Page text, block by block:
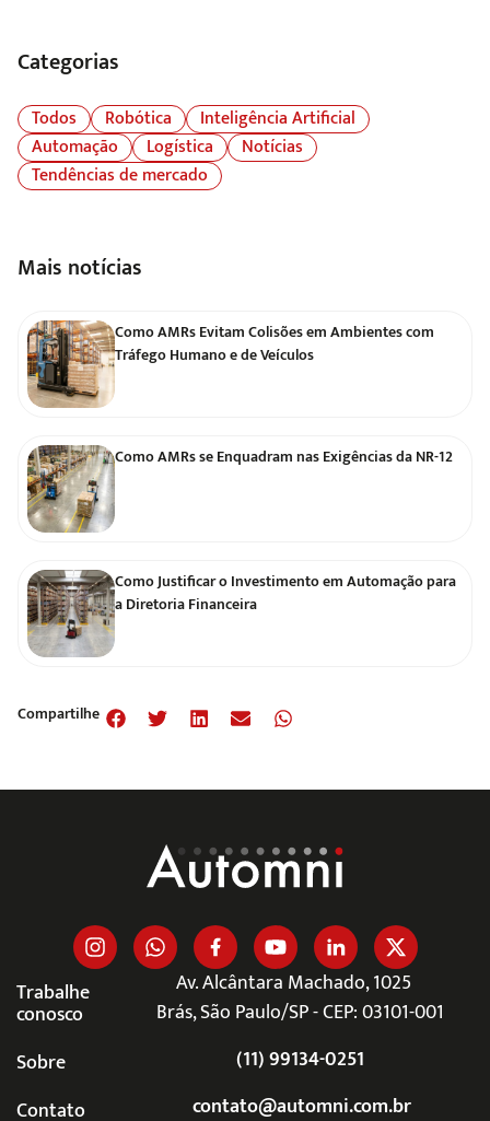
Categorias
Todos Robótica
Inteligência Artificial
Automação
Logística
Notícias
Tendências de mercado
Mais notícias
Como AMRs Evitam Colisões em Ambientes com
Tráfego Humano e de Veículos
Como AMRs se Enquadram nas Exigências da NR-12
Como Justificar o Investimento em Automação para
a Diretoria Financeira
Compartilhe
Trabalhe
conosco
Sobre
Contato
Av. Alcântara Machado, 1025
Brás, São Paulo/SP - CEP: 03101-001
(11) 99134-0251
contato@automni.com.br